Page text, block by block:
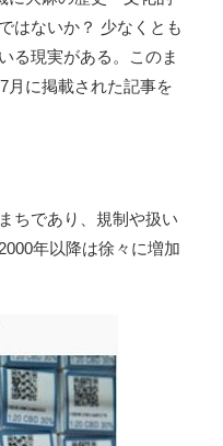
はないか？ 少なくとも
る現実がある。このま
月に掲載された記事を
ちであり、規制や扱い
年以降は徐々に増加